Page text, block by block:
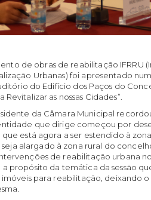
de obras de reabilitação IFRRU
Urbanas) foi apresentado
do Edifício dos Paços do
as nossas Cidades”.
da Câmara Municipal
que dirige começou por
que está agora a ser estendido à
alargado à zona rural do
de reabilitação urbana
propósito da temática da sessão
imóveis para reabilitação, deixando